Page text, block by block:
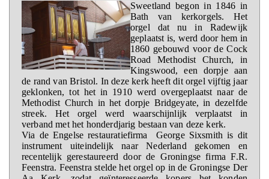
Sweetland begon in 1846 in
Bath van kerkorgels. Het
orgel dat nu in Radewijk
geplaatst is, werd door hem in
1860 gebouwd voor de Cock
Road Methodist Church, in
Kingswood, een dorpje aan
de rand van Bristol. In deze kerk heeft dit orgel vijftig jaar
geklonken, tot het in 1910 werd overgeplaatst naar de
Methodist Church in het dorpje Bridgeyate, in dezelfde
streek. Het orgel werd waarschijnlijk verplaatst in
verband met het honderdjarig bestaan van deze kerk.
Via de Engelse restauratiefirma George Sixsmith is dit
instrument uiteindelijk naar Nederland gekomen en
recentelijk gerestaureerd door de Groningse firma F.R.
Feenstra. Feenstra stelde het orgel op in de Groningse Der